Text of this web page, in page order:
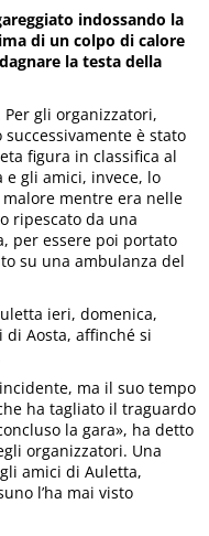
indossando la
di un colpo di calore
la testa della
Per gli organizzatori,
è stato
figura in classifica al
e gli amici, invece, lo
mentre era nelle
ripescato da una
per essere poi portato
su una ambulanza del
ieri, domenica,
Aosta, affinché si
ma il suo tempo
ha tagliato il traguardo
la gara», ha detto
organizzatori. Una
amici di Auletta,
l’ha mai visto